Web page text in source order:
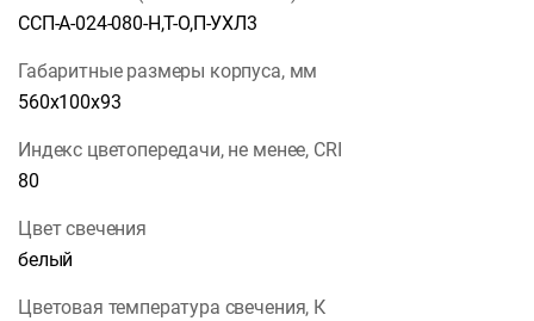
ССП-А-024-080-Н,Т-О,П-УХЛ3
Габаритные размеры корпуса, мм
560х100х93
Индекс цветопередачи, не менее, CRI
80
Цвет свечения
белый
Цветовая температура свечения, К